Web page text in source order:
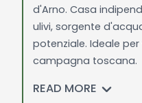
d'Arno. Casa
ulivi, sorgente
potenziale. Ideale
campagna toscana.
Descrizione Generale:
READ MORE